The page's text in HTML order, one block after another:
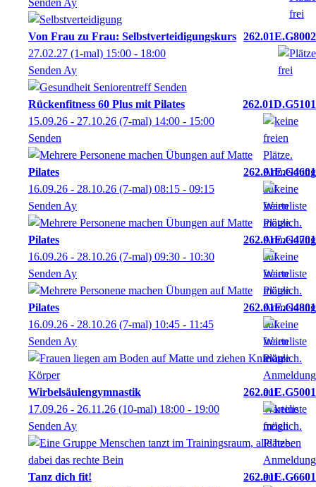
Rückenfitness 60 Plus mit Pilates
262.01D.G5101
15.09.26 - 27.10.26 (7-mal) 14:00 - 15:00
Senden
Pilates
262.01E.G4601
16.09.26 - 28.10.26 (7-mal) 08:15 - 09:15
Senden Ay
Pilates
262.01E.G4701
16.09.26 - 28.10.26 (7-mal) 09:30 - 10:30
Senden Ay
Pilates
262.01E.G4801
16.09.26 - 28.10.26 (7-mal) 10:45 - 11:45
Senden Ay
Wirbelsäulengymnastik
262.01E.G5001
17.09.26 - 26.11.26 (10-mal) 18:00 - 19:00
Senden Ay
Tanz dich fit!
262.01E.G6601
Senden Ay
Von Frau zu Frau: Selbstverteidigungskurs 262.01E.G8002
27.02.27 (1-mal) 15:00 - 18:00
Senden Ay